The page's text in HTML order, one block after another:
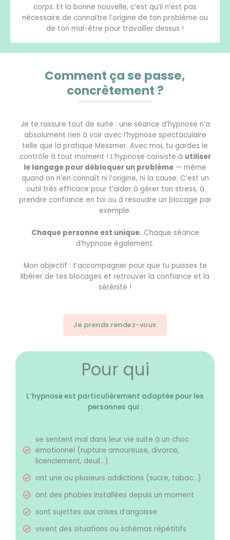
corps. Et la bonne nouvelle, c’est qu’il n’est pas
nécessaire de connaître l’origine de ton problème ou
de ton mal-être pour travailler dessus !
Comment ça se passe,
concrètement ?
Je te rassure tout de suite : une séance d’hypnose n’a
absolument rien à voir avec l’hypnose spectaculaire
telle que la pratique Messmer. Avec moi, tu gardes le
contrôle à tout moment ! L’hypnose consiste à utiliser
le langage pour débloquer un problème — même
quand on n’en connaît ni l’origine, ni la cause. C’est un
outil très efficace pour t’aider à gérer ton stress, à
prendre confiance en toi ou à résoudre un blocage par
exemple.
Chaque personne est unique.Chaque séance
d’hypnose également.
Mon objectif : t’accompagner pour que tu puisses te
libérer de tes blocages et retrouver la confiance et la
sérénité !
Je prends rendez-vous
Pour qui
L’hypnose est particulièrement adaptée pour les
personnes qui :
se sentent mal dans leur vie suite à un choc
émotionnel (rupture amoureuse, divorce,
licenciement, deuil…)
ont une ou plusieurs addictions (sucre, tabac…)
ont des phobies installées depuis un moment
sont sujettes aux crises d’angoisse
vivent des situations ou schémas répétitifs